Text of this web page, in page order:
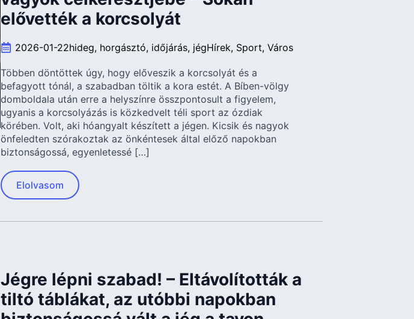
elővették a korcsolyát
2026-01-22hideg horgásztó időjárás jégHírek Sport Város
Többen döntöttek úgy, hogy előveszik a korcsolyát és a
befagyott tónál, a szabadban töltik a kora estét. A Bíben-völgy
domboldala után erre a helyszínre összpontosult a figyelem,
ugyanis a korcsolyázás is közkedvelt téli sport az ózdiak
körében. Volt, aki hóangyalt készített a jégen. Kicsik és nagyok
önfeledten szórakoztak az önkéntesek által előző napokban
biztonságossá, egyenletessé […]
Elolvasom
Jégre lépni szabad! – Eltávolították a
tiltó táblákat, az utóbbi napokban